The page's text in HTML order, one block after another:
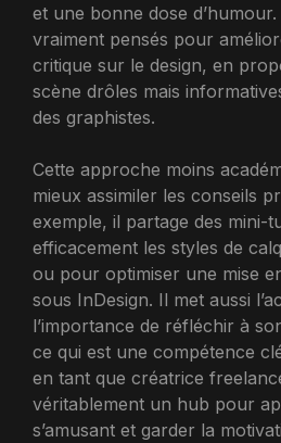
et une bonne dose
vraiment pensés pour
critique sur le design, en
scène drôles mais
des graphistes.
Cette approche moins
mieux assimiler les conseils
exemple, il partage des mini-
efficacement les styles de
ou pour optimiser une mise
sous InDesign. Il met aussi
l’importance de réfléchir à
ce qui est une compétence
en tant que créatrice
véritablement un hub pour
s’amusant et garder la